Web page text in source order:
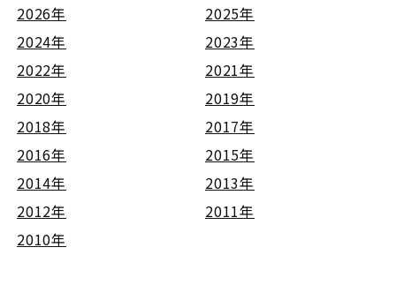
2026年
2025年
2024年
2023年
2022年
2021年
2020年
2019年
2018年
2017年
2016年
2015年
2014年
2013年
2012年
2011年
2010年